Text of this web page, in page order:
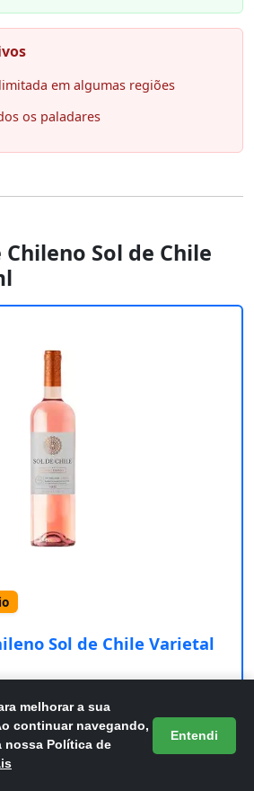
em algumas regiões
os paladares
Chileno Sol de Chile
Sol de Chile Varietal
completos e o preço atual
melhorar a sua
continuar navegando,
nossa Política de
Entendi